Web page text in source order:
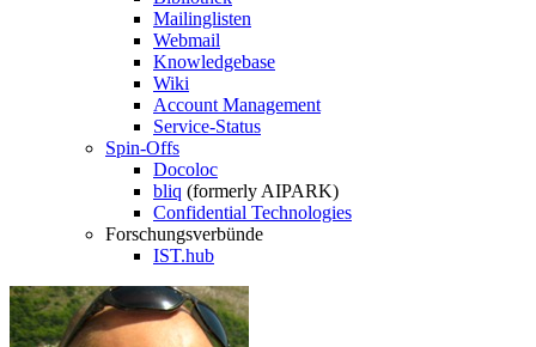
Mailinglisten
Webmail
Knowledgebase
Wiki
Account Management
Service-Status
Spin-Offs
Docoloc
bliq (formerly AIPARK)
Confidential Technologies
Forschungsverbünde
IST.hub